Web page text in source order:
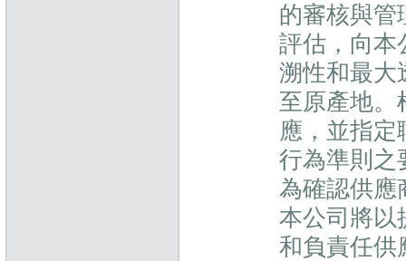
的審核與管
評估，向本
溯性和最大
至原產地。
應，並指定
行為準則之
為確認供應
本公司將以
和負責任供